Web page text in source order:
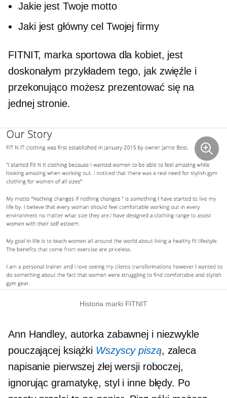
Jakie jest Twoje motto
Jaki jest główny cel Twojej firmy
FITNIT, marka sportowa dla kobiet, jest
doskonałym przykładem tego, jak zwięźle i
przekonująco możesz prezentować się na
jednej stronie.
Historia marki FITNIT
Ann Handley, autorka zabawnej i niezwykle
pouczającej książki Wszyscy piszą, zaleca
napisanie pierwszej złej wersji roboczej,
ignorując gramatykę, styl i inne błędy. Po